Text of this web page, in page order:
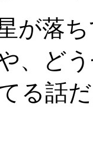
が落
、ど
る話